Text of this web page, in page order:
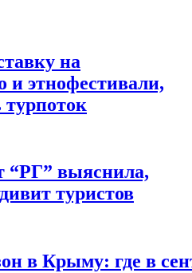
на
и этнофестивали,
“РГ” выяснила,
туристов
в Крыму: где в